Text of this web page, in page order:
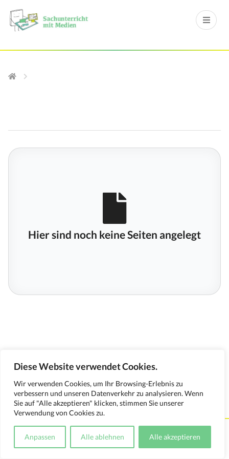
Diese Website verwendet Cookies.
Wir verwenden Cookies, um Ihr Browsing-Erlebnis zu
verbessern und unseren Datenverkehr zu analysieren. Wenn
Sie auf "Alle akzeptieren" klicken, stimmen Sie unserer
Verwendung von Cookies zu.
Anpassen Alle ablehnen Alle akzeptieren
Hier sind noch keine Seiten angelegt
Kontakt Impressum Datenschutzerklärung
Medienverwendungsnachweis